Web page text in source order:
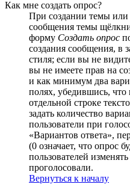
Как мне создать опрос?
При создании темы или
сообщения темы
форму Создать опрос
создания сообщения, в
стиля; если вы не
вы не имеете прав на
и как минимум два
полях, убедившись, что
отдельной строке
задать количество
пользователи при
«Вариантов ответа»,
(0 означает, что опрос
пользователей
проголосовали.
Вернуться к началу